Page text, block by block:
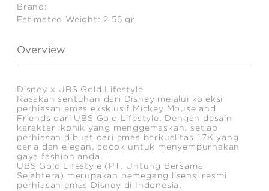
Brand:
Estimated Weight:2.56 gr
Overview
Disney x UBS Gold Lifestyle
Rasakan sentuhan dari Disney melalui koleksi
perhiasan emas eksklusif Mickey Mouse and
Friends dari UBS Gold Lifestyle. Dengan desain
karakter ikonik yang menggemaskan, setiap
perhiasan dibuat dari emas berkualitas 17K yang
ceria dan elegan, cocok untuk menyempurnakan
gaya fashion anda.
UBS Gold Lifestyle (PT. Untung Bersama
Sejahtera) merupakan pemegang lisensi resmi
perhiasan emas Disney di Indonesia.